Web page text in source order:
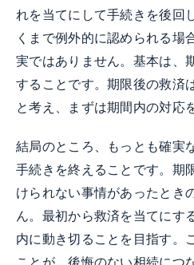
れを当てにして手続きを後回
くまで例外的に認められる場
実ではありません。基本は、
することです。期限後の救済
と考え、まずは期間内の対応
結局のところ、もっとも確実
手続きを終えることです。期
けられない事情があったとき
ん。最初から救済を当てにす
内に動き切ることを目指す。